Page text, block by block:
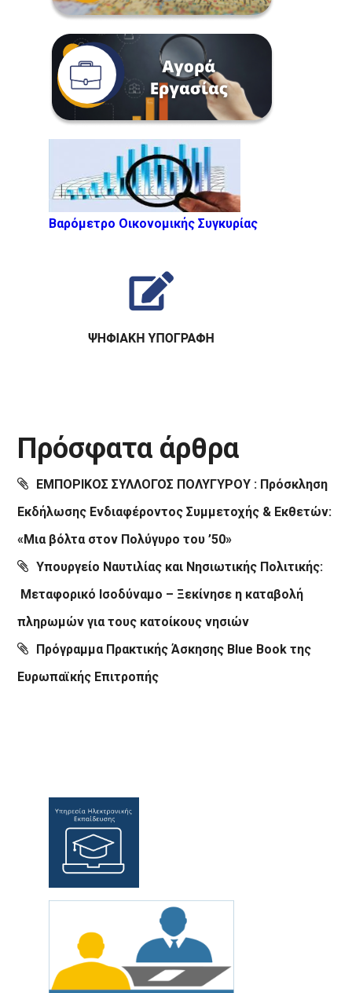
Βαρόμετρο Οικονομικής Συγκυρίας
Πρόσφατα άρθρα
ΕΜΠΟΡΙΚΟΣ ΣΥΛΛΟΓΟΣ ΠΟΛΥΓΥΡΟΥ : Πρόσκληση
Εκδήλωσης Ενδιαφέροντος Συμμετοχής & Εκθετών:
«Μια βόλτα στον Πολύγυρο του ’50»
Υπουργείο Ναυτιλίας και Νησιωτικής Πολιτικής:
Μεταφορικό Ισοδύναμο – Ξεκίνησε η καταβολή
πληρωμών για τους κατοίκους νησιών
Πρόγραμμα Πρακτικής Άσκησης Blue Book της
Ευρωπαϊκής Επιτροπής